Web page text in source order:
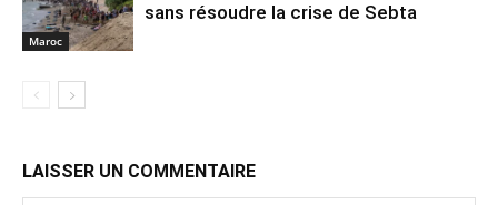
Maroc
sans résoudre la crise de Sebta
LAISSER UN COMMENTAIRE